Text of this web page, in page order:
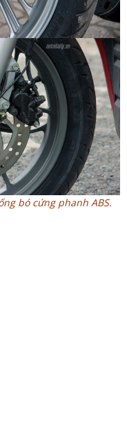
bó cứng phanh ABS.